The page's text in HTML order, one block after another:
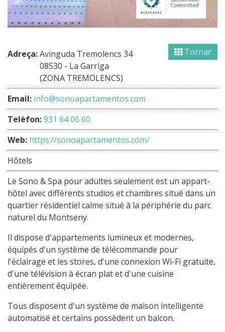
Tornar
Adreça:Avinguda Tremolencs 34
08530 - La Garriga
(ZONA TREMOLENCS)
Email: info@sonoapartamentos.com
Telèfon:931 64 06 60
Web: https://sonoapartamentos.com/
Hôtels
Le Sono & Spa pour adultes seulement est un appart-
hôtel avec différents studios et chambres situé dans un
quartier résidentiel calme situé à la périphérie du parc
naturel du Montseny.
Il dispose d'appartements lumineux et modernes,
équipés d'un système de télécommande pour
l'éclairage et les stores, d'une connexion Wi-Fi gratuite,
d'une télévision à écran plat et d'une cuisine
entièrement équipée.
Tous disposent d'un système de maison intelligente
automatisé et certains possèdent un balcon.